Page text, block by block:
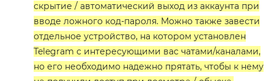
скрытие / автоматический выход из аккаунта при
вводе ложного код-пароля. Можно также завести
отдельное устройство, на котором установлен
Telegram с интересующими вас чатами/каналами,
но его необходимо надежно прятать, чтобы к нему